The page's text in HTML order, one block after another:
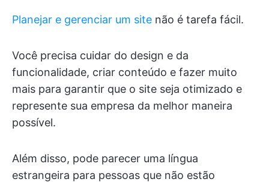
Planejar e gerenciar um site não é tarefa fácil.
Você precisa cuidar do design e da
funcionalidade, criar conteúdo e fazer muito
mais para garantir que o site seja otimizado e
represente sua empresa da melhor maneira
possível.
Além disso, pode parecer uma língua
estrangeira para pessoas que não estão